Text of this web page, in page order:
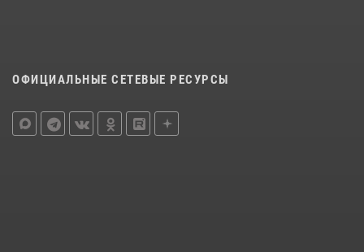
ОФИЦИАЛЬНЫЕ СЕТЕВЫЕ РЕСУРСЫ